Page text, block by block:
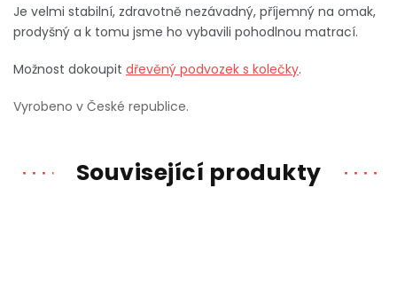
Je velmi stabilní, zdravotně nezávadný, příjemný na omak,
prodyšný a k tomu jsme ho vybavili pohodlnou matrací.
Možnost dokoupit dřevěný podvozek s kolečky.
Vyrobeno v České republice.
Související produkty